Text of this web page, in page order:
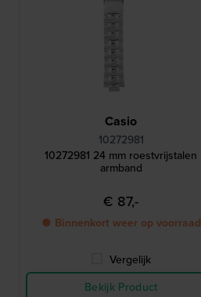
Casio
10272981
10272981 24 mm roestvrijstalen
armband
€ 87,-
● Binnenkort weer op voorraad
Vergelijk
Bekijk Product